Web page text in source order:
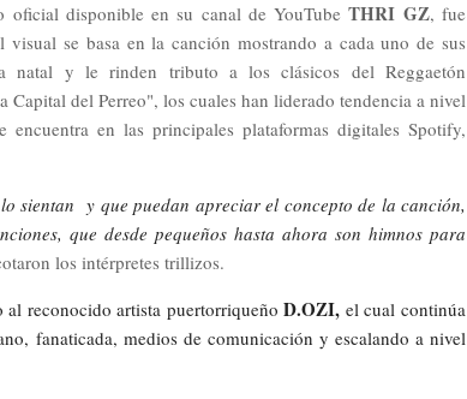
oficial disponible en su canal de YouTube THRI GZ, fue
visual se basa en la canción mostrando a cada uno de sus
natal y le rinden tributo a los clásicos del Reggaetón
Capital del Perreo", los cuales han liderado tendencia a nivel
en las principales plataformas digitales Spotify,
sientan y que puedan apreciar el concepto de la canción,
que desde pequeños hasta ahora son himnos para
los intérpretes trillizos.
al reconocido artista puertorriqueñoD.OZI, el cual continúa
fanaticada, medios de comunicación y escalando a nivel